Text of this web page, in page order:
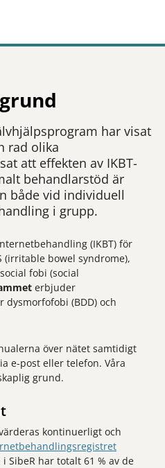
har visat
rad olika
att effekten av IKBT-
behandlarstöd är
både vid individuell
i grupp.
(IKBT) för
(irritable bowel syndrome),
fobi (social
erbjuder
dysmorfofobi (BDD) och
över nätet samtidigt
e-post eller telefon. Våra
grund.
kontinuerligt och
SibeR har totalt 61 % av de